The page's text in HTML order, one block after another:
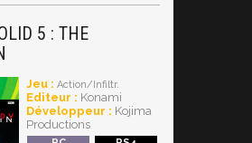
5 : THE
Jeu : Action/Infiltr.
Editeur : Konami
Développeur : Kojima
Productions